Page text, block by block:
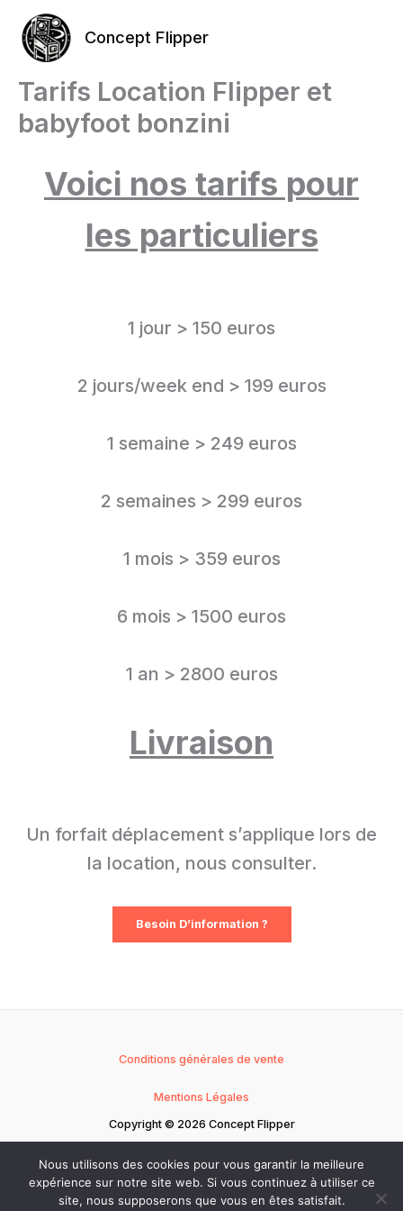
contenu
Concept Flipper
Tarifs Location Flipper et
babyfoot bonzini
Voici nos tarifs pour
les particuliers
1 jour > 150 euros
2 jours/week end > 199 euros
1 semaine > 249 euros
2 semaines > 299 euros
1 mois > 359 euros
6 mois > 1500 euros
1 an > 2800 euros
Livraison
Un forfait déplacement s’applique lors de
la location, nous consulter.
Besoin D’information ?
Conditions générales de vente
Mentions Légales
Copyright © 2026 Concept Flipper
Politique de confidentialité
Nous utilisons des cookies pour vous garantir la meilleure
expérience sur notre site web. Si vous continuez à utiliser ce
site, nous supposerons que vous en êtes satisfait.